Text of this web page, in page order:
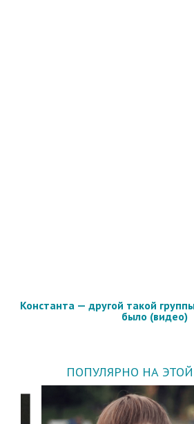
Константа — другой такой
было (видео)
ПОПУЛЯРНО НА